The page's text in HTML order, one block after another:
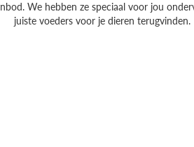
We hebben ze speciaal voor jou
juiste voeders voor je dieren terugvinden.